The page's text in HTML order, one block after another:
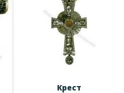
Крест